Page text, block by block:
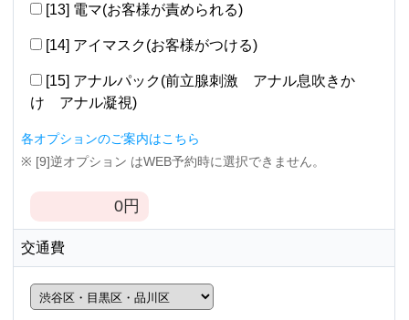
[13] 電マ(お客様が責められる)
[14] アイマスク(お客様がつける)
[15] アナルパック(前立腺刺激 アナル息吹きか
け アナル凝視)
各オプションのご案内はこちら
※ [9]逆オプション はWEB予約時に選択できません。
0円
交通費